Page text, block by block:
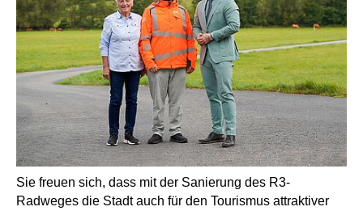
Sie freuen sich, dass mit der Sanierung des R3-
Radweges die Stadt auch für den Tourismus attraktiver